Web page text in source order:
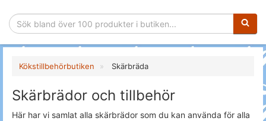
Kökstillbehörbutiken Skärbräda
Skärbrädor och tillbehör
Här har vi samlat alla skärbrädor som du kan använda för alla